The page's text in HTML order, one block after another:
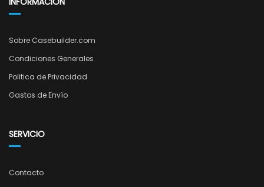
Sobre Casebuilder.com
Condiciones Generales
Politica de Privacidad
Gastos de Envío
SERVICIO
Contacto